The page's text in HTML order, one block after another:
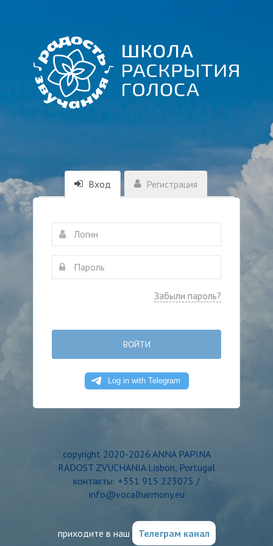
Вход Регистрация
Забыли пароль?
ВОЙТИ
copyright 2020-2026 ANNA PAPINA
RADOST ZVUCHANIA Lisbon, Portugal
контакты: +351 915 223075 /
info@vocalharmony.eu
приходите в наш Телеграм канал